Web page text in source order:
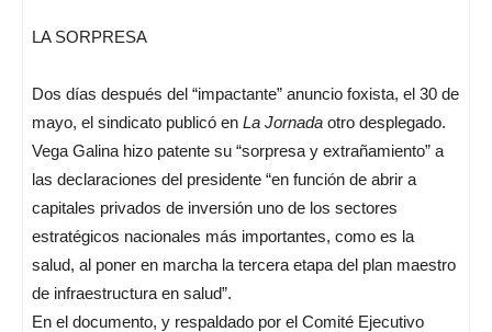
LA SORPRESA
Dos días después del “impactante” anuncio foxista, el 30 de
mayo, el sindicato publicó en La Jornada otro desplegado.
Vega Galina hizo patente su “sorpresa y extrañamiento” a
las declaraciones del presidente “en función de abrir a
capitales privados de inversión uno de los sectores
estratégicos nacionales más importantes, como es la
salud, al poner en marcha la tercera etapa del plan maestro
de infraestructura en salud”.
En el documento, y respaldado por el Comité Ejecutivo